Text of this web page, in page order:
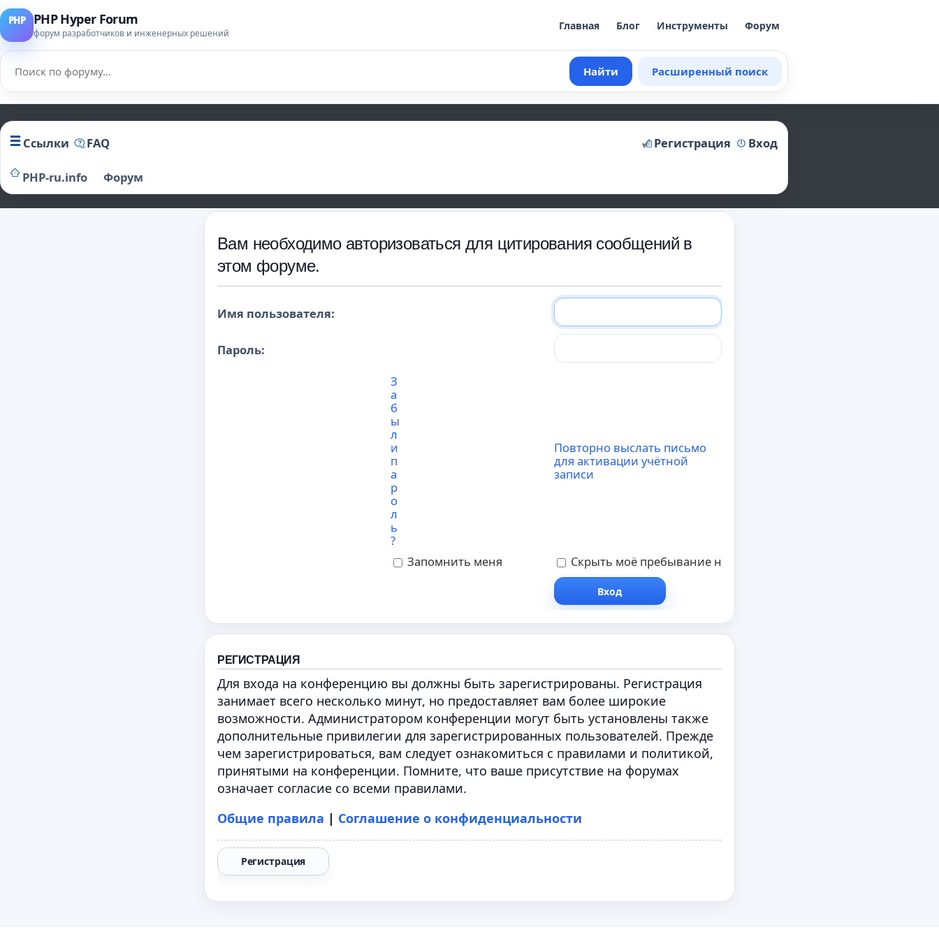
PHP Hyper Forum
форум разработчиков и инженерных решений
Главная Блог Инструменты Форум
Найти Расширенный поиск
Ссылки FAQ Вход
Регистрация
PHP-ru.info Форум
Вам необходимо авторизоваться для цитирования сообщений в
этом форуме.
Имя пользователя:
Пароль:
З
а
б
ы
л
и
п
а
р
о
л
ь
?
Повторно выслать письмо
для активации учётной
записи
Запомнить меня Скрыть моё пребывание на конференции в этот раз
РЕГИСТРАЦИЯ
Для входа на конференцию вы должны быть зарегистрированы. Регистрация
занимает всего несколько минут, но предоставляет вам более широкие
возможности. Администратором конференции могут быть установлены также
дополнительные привилегии для зарегистрированных пользователей. Прежде
чем зарегистрироваться, вам следует ознакомиться с правилами и политикой,
принятыми на конференции. Помните, что ваше присутствие на форумах
означает согласие со всеми правилами.
Общие правила | Соглашение о конфиденциальности
Регистрация